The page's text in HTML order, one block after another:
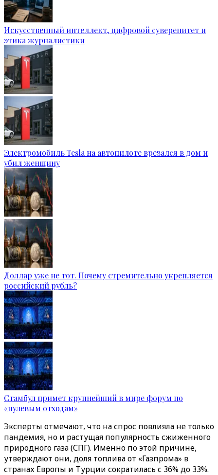
Искусственный интеллект, цифровой суверенитет и
этика журналистики
Электромобиль Tesla на автопилоте врезался в дом и
убил женщину
Доллар уже не тот. Почему стремительно укрепляется
российский рубль?
Стамбул примет крупнейший в мире форум по
«нулевым отходам»
Эксперты отмечают, что на спрос повлияла не только
пандемия, но и растущая популярность сжиженного
природного газа (СПГ). Именно по этой причине,
утверждают они, доля топлива от «Газпрома» в
странах Европы и Турции сократилась с 36% до 33%.